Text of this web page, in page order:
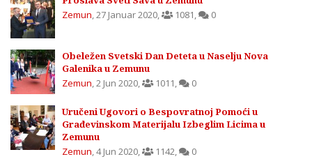
Zemun,27 Januar 2020, 1081, 0
Obeležen Svetski Dan Deteta u Naselju Nova
Galenika u Zemunu
Zemun,2 Jun 2020, 1011, 0
Uručeni Ugovori o Bespovratnoj Pomoći u
Građevinskom Materijalu Izbeglim Licima u
Zemunu
Zemun,4 Jun 2020, 1142, 0